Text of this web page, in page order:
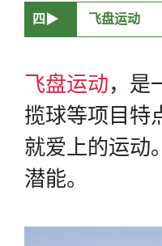
四▶ 飞盘运动
飞盘运动，是
揽球等项目特
就爱上的运动
潜能。